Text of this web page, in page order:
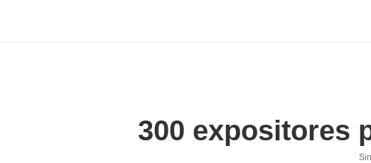
300 expositores